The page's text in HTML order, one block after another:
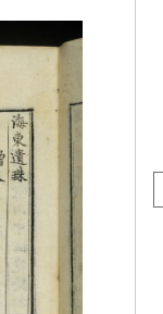
광주학생운동
1
2
일제강점기
3
4
서희
5
속담
6
이인좌의 난
7
익모초